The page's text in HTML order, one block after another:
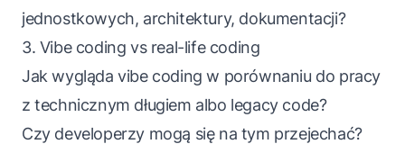
jednostkowych, architektury, dokumentacji?
3. Vibe coding vs real-life coding
Jak wygląda vibe coding w porównaniu do pracy
z technicznym długiem albo legacy code?
Czy developerzy mogą się na tym przejechać?